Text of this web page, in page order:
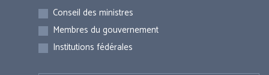
Inscriptions
Conseil des ministres
Membres du gouvernement
Institutions fédérales